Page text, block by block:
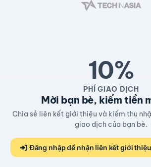
10%
PHÍ GIAO DỊCH
Mời bạn bè, kiếm tiền
Chia sẻ liên kết giới thiệu và kiếm thu
giao dịch của bạn bè.
Đăng nhập để nhận liên kết giới thiệu